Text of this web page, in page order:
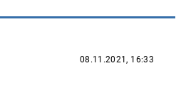
08.11.2021, 16:33